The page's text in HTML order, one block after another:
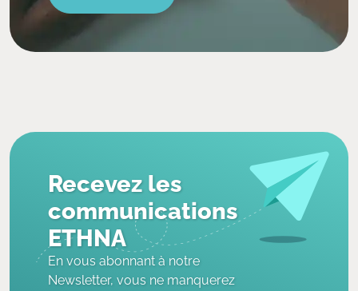
Recevez les
communications
ETHNA
En vous abonnant à notre
Newsletter, vous ne manquerez